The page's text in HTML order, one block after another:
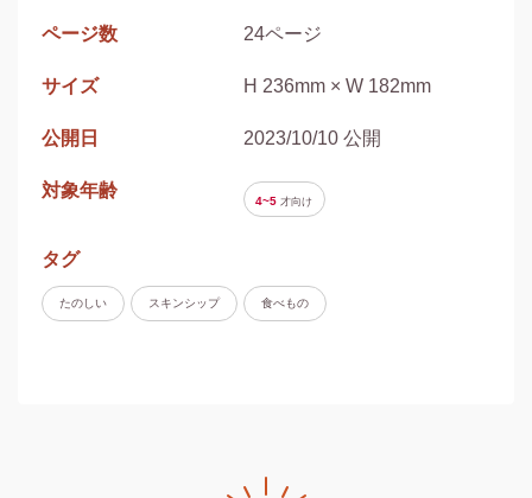
ページ数 24ページ
サイズ H 236mm × W 182mm
公開日 2023/10/10 公開
対象年齢
4~5 才向け
タグ
たのしい スキンシップ 食べもの